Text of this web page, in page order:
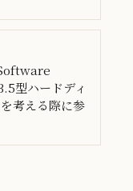
型ハードディ
考える際に参